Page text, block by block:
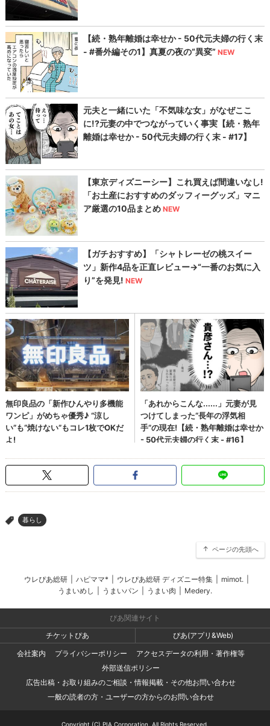
> 暮らし
ページの先頭へ
ウレぴあ総研 ハピママ* ウレぴあ総研 ディズニー特集 mimot.
うまいめし
うまいパン うまい肉 Medery.
ぴあ関連サイト
チケットぴあ
ぴあ(アプリ&Web)
会社案内
プライバシーポリシー
アクセスデータの利用・著作権等
外部送信ポリシー
広告出稿・お取り組みのご相談・情報掲載・その他お問い合わせ
一般の読者の方・ユーザーの方からのお問い合わせ
Copyright (C) PIA Corporation. All Rights Reserved.